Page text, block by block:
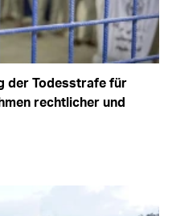
der Todesstrafe für
rechtlicher und